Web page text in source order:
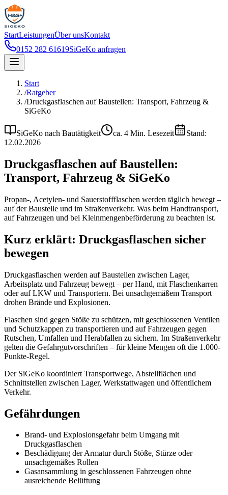
StartLeistungenÜber unsKontakt
0152 282 61619SiGeKo anfragen
Start
/Ratgeber
/Druckgasflaschen auf Baustellen: Transport, Fahrzeug &
SiGeKo
SiGeKo nach Bautätigkeit ca. 4 Min. Lesezeit
Stand:
12.02.2026
Druckgasflaschen auf Baustellen:
Transport, Fahrzeug & SiGeKo
Propan-, Acetylen- und Sauerstoffflaschen werden täglich bewegt –
auf der Baustelle und im Straßenverkehr. Was beim Handtransport,
auf Fahrzeugen und bei Kleinmengenbeförderung zu beachten ist.
Kurz erklärt: Druckgasflaschen sicher
bewegen
Druckgasflaschen werden auf Baustellen zwischen Lager,
Arbeitsplatz und Fahrzeug bewegt – per Hand, mit Flaschenkarren
oder auf LKW und Transportern. Bei unsachgemäßem Transport
drohen Brände und Explosionen.
Flaschen sind gegen Stöße zu schützen, mit geschlossenen Ventilen
und Schutzkappen zu transportieren und auf Fahrzeugen gegen
Rutschen, Umfallen und Herabfallen zu sichern. Im Straßenverkehr
gelten die Gefahrgutvorschriften – für kleine Mengen oft die 1.000-
Punkte-Regel.
Der SiGeKo koordiniert Transportwege, Abstellflächen und
Schnittstellen zwischen Lager, Werkstattwagen und öffentlichem
Verkehr.
Gefährdungen
Brand- und Explosionsgefahr beim Umgang mit
Druckgasflaschen
Beschädigung der Armatur durch Stöße, Stürze oder
unsachgemäßes Rollen
Gasansammlung in geschlossenen Fahrzeugen ohne
ausreichende Belüftung